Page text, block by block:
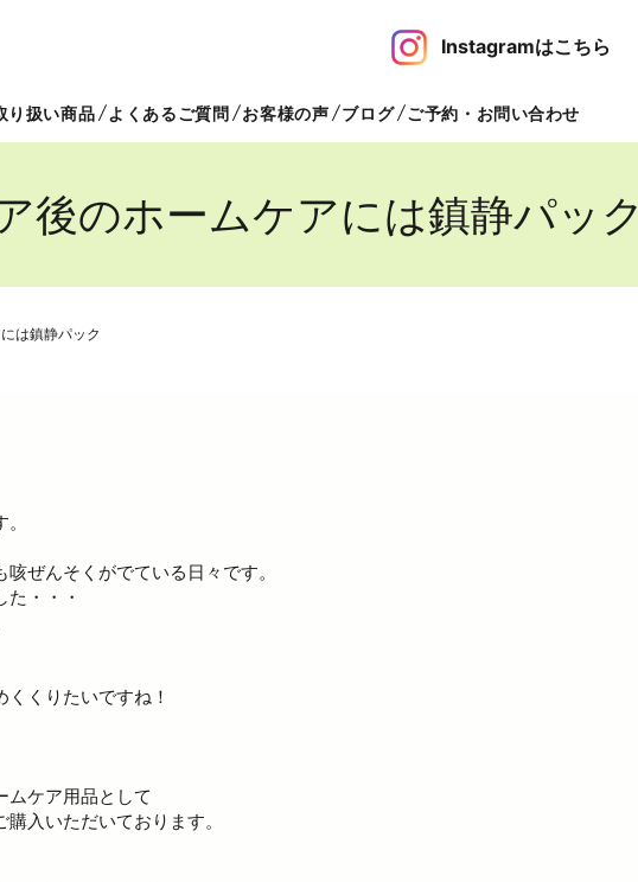
り扱い商品 よくあるご質問 お客様の声 ブログ ご予約・お問い合わせ
Instagramはこちら
後のホームケアには鎮静パック
は鎮静パック
ぜんそくがでている日々です。
・・・
くりたいですね！
ムケア用品として
入いただいております。